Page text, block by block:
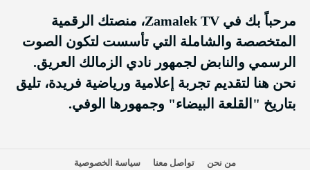
مرحباً بك في Zamalek TV، منصتك الرقمية
المتخصصة والشاملة التي تأسست لتكون الصوت
الرسمي والنابض لجمهور نادي الزمالك العريق.
نحن هنا لتقديم تجربة إعلامية ورياضية فريدة، تليق
بتاريخ "القلعة البيضاء" وجمهورها الوفي.
سياسة الخصوصية تواصل معنا من نحن